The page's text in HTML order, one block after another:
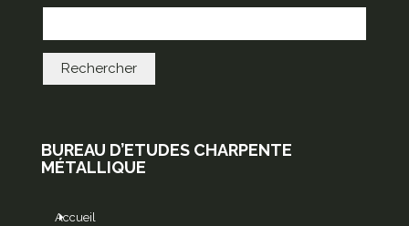
BUREAU D’ETUDES CHARPENTE
MÉTALLIQUE
Accueil